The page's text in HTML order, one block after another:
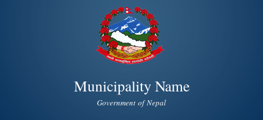
Skip to
main
content
Municipality Name
Government of Nepal